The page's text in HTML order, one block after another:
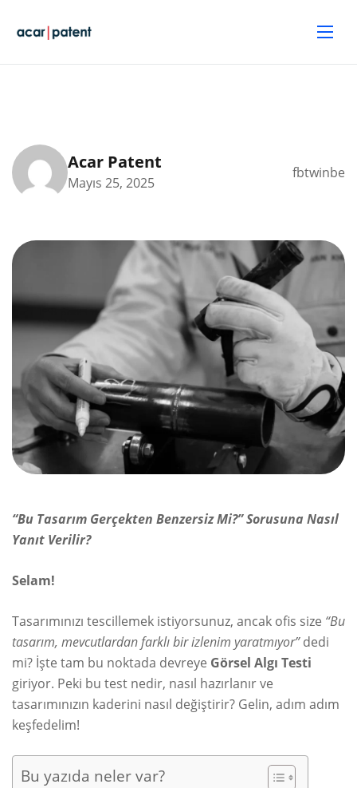
Acar Patent
Mayıs 25, 2025
fbtwinbe
“Bu Tasarım Gerçekten Benzersiz Mi?” Sorusuna Nasıl
Yanıt Verilir?
Selam!
Tasarımınızı tescillemek istiyorsunuz, ancak ofis size “Bu
tasarım, mevcutlardan farklı bir izlenim yaratmıyor”dedi
mi? İşte tam bu noktada devreye Görsel Algı Testi
giriyor. Peki bu test nedir, nasıl hazırlanır ve
tasarımınızın kaderini nasıl değiştirir? Gelin, adım adım
keşfedelim!
Bu yazıda neler var?